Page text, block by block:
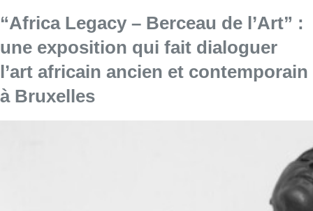
“Africa Legacy – Berceau de l’Art” :
une exposition qui fait dialoguer
l’art africain ancien et contemporain
à Bruxelles